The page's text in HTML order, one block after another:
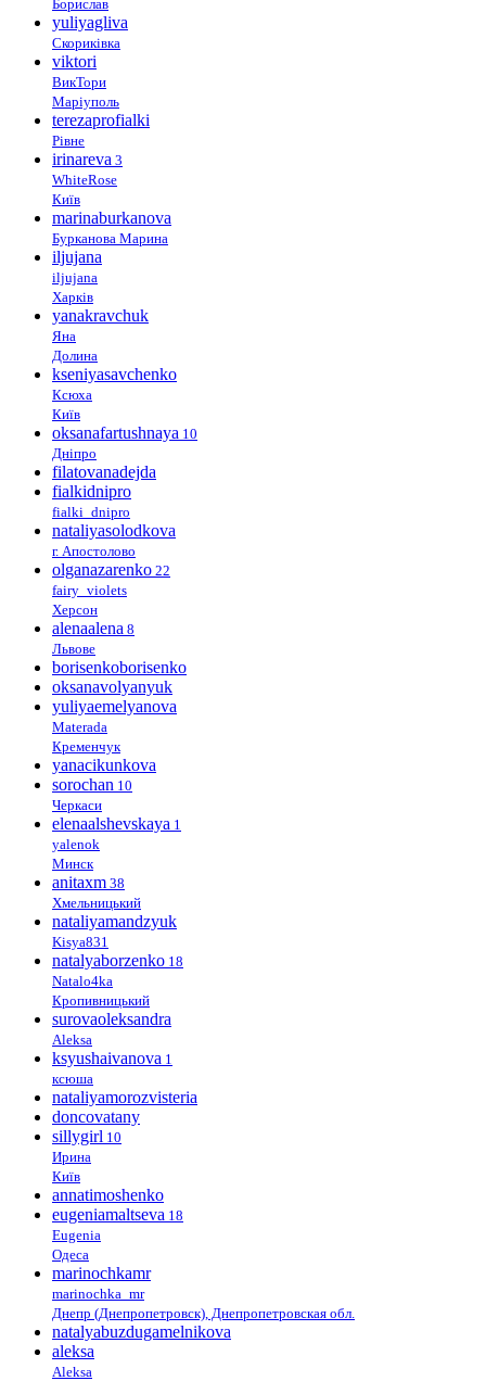
Борислав
yuliyagliva
Скориківка
viktori
ВикТори
Маріуполь
terezaprofialki
Рівне
irinareva 3
WhiteRose
Київ
marinaburkanova
Бурканова Марина
iljujana
iljujana
Харків
yanakravchuk
Яна
Долина
kseniyasavchenko
Ксюха
Київ
oksanafartushnaya 10
Дніпро
filatovanadejda
fialkidnipro
fialki_dnipro
nataliyasolodkova
г. Апостолово
olganazarenko 22
fairy_violets
Херсон
alenaalena 8
Львове
borisenkoborisenko
oksanavolyanyuk
yuliyaemelyanova
Materada
Кременчук
yanacikunkova
sorochan 10
Черкаси
elenaalshevskaya 1
yalenok
Минск
anitaxm 38
Хмельницький
nataliyamandzyuk
Kisya831
natalyaborzenko 18
Natalo4ka
Кропивницький
surovaoleksandra
Aleksa
ksyushaivanova 1
ксюша
nataliyamorozvisteria
doncovatany
sillygirl 10
Ирина
Київ
annatimoshenko
eugeniamaltseva 18
Eugenia
Одеса
marinochkamr
marinochka_mr
Днепр (Днепропетровск), Днепропетровская обл.
natalyabuzdugamelnikova
aleksa
Aleksa